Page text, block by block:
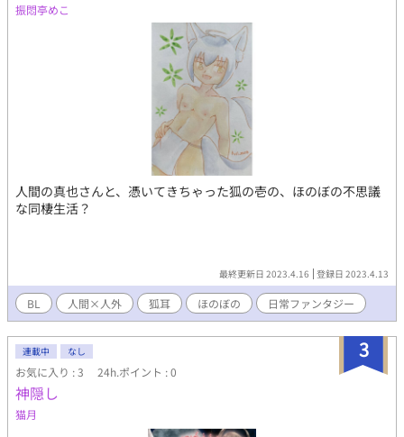
振悶亭めこ
人間の真也さんと、憑いてきちゃった狐の壱の、ほのぼの不思議
な同棲生活？
最終更新日 2023.4.16 登録日 2023.4.13
BL 人間×人外 狐耳 ほのぼの 日常ファンタジー
3
連載中 なし
お気に入り : 3 24h.ポイント : 0
神隠し
猫月